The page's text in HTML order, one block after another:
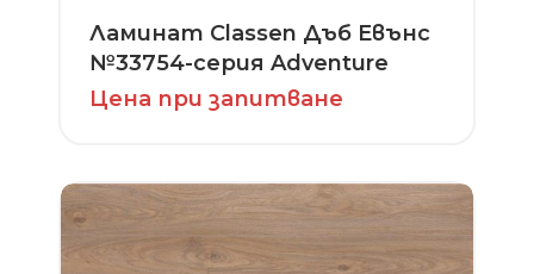
Ламинат Classen Дъб Евънс
№33754-серия Adventure
Цена при запитване